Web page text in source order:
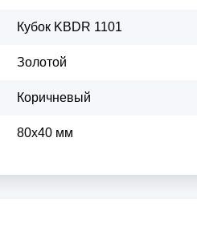
Кубок KBDR 1101
Золотой
Коричневый
80х40 мм